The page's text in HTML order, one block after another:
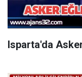
Isparta'da